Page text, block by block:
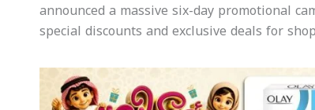
announced a massive six-day promotional
special discounts and exclusive deals for